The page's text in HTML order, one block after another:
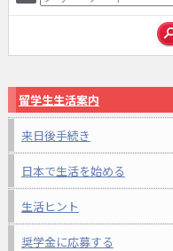
留学生生活案内
来日後手続き
日本で生活を始める
生活ヒント
奨学金に応募する